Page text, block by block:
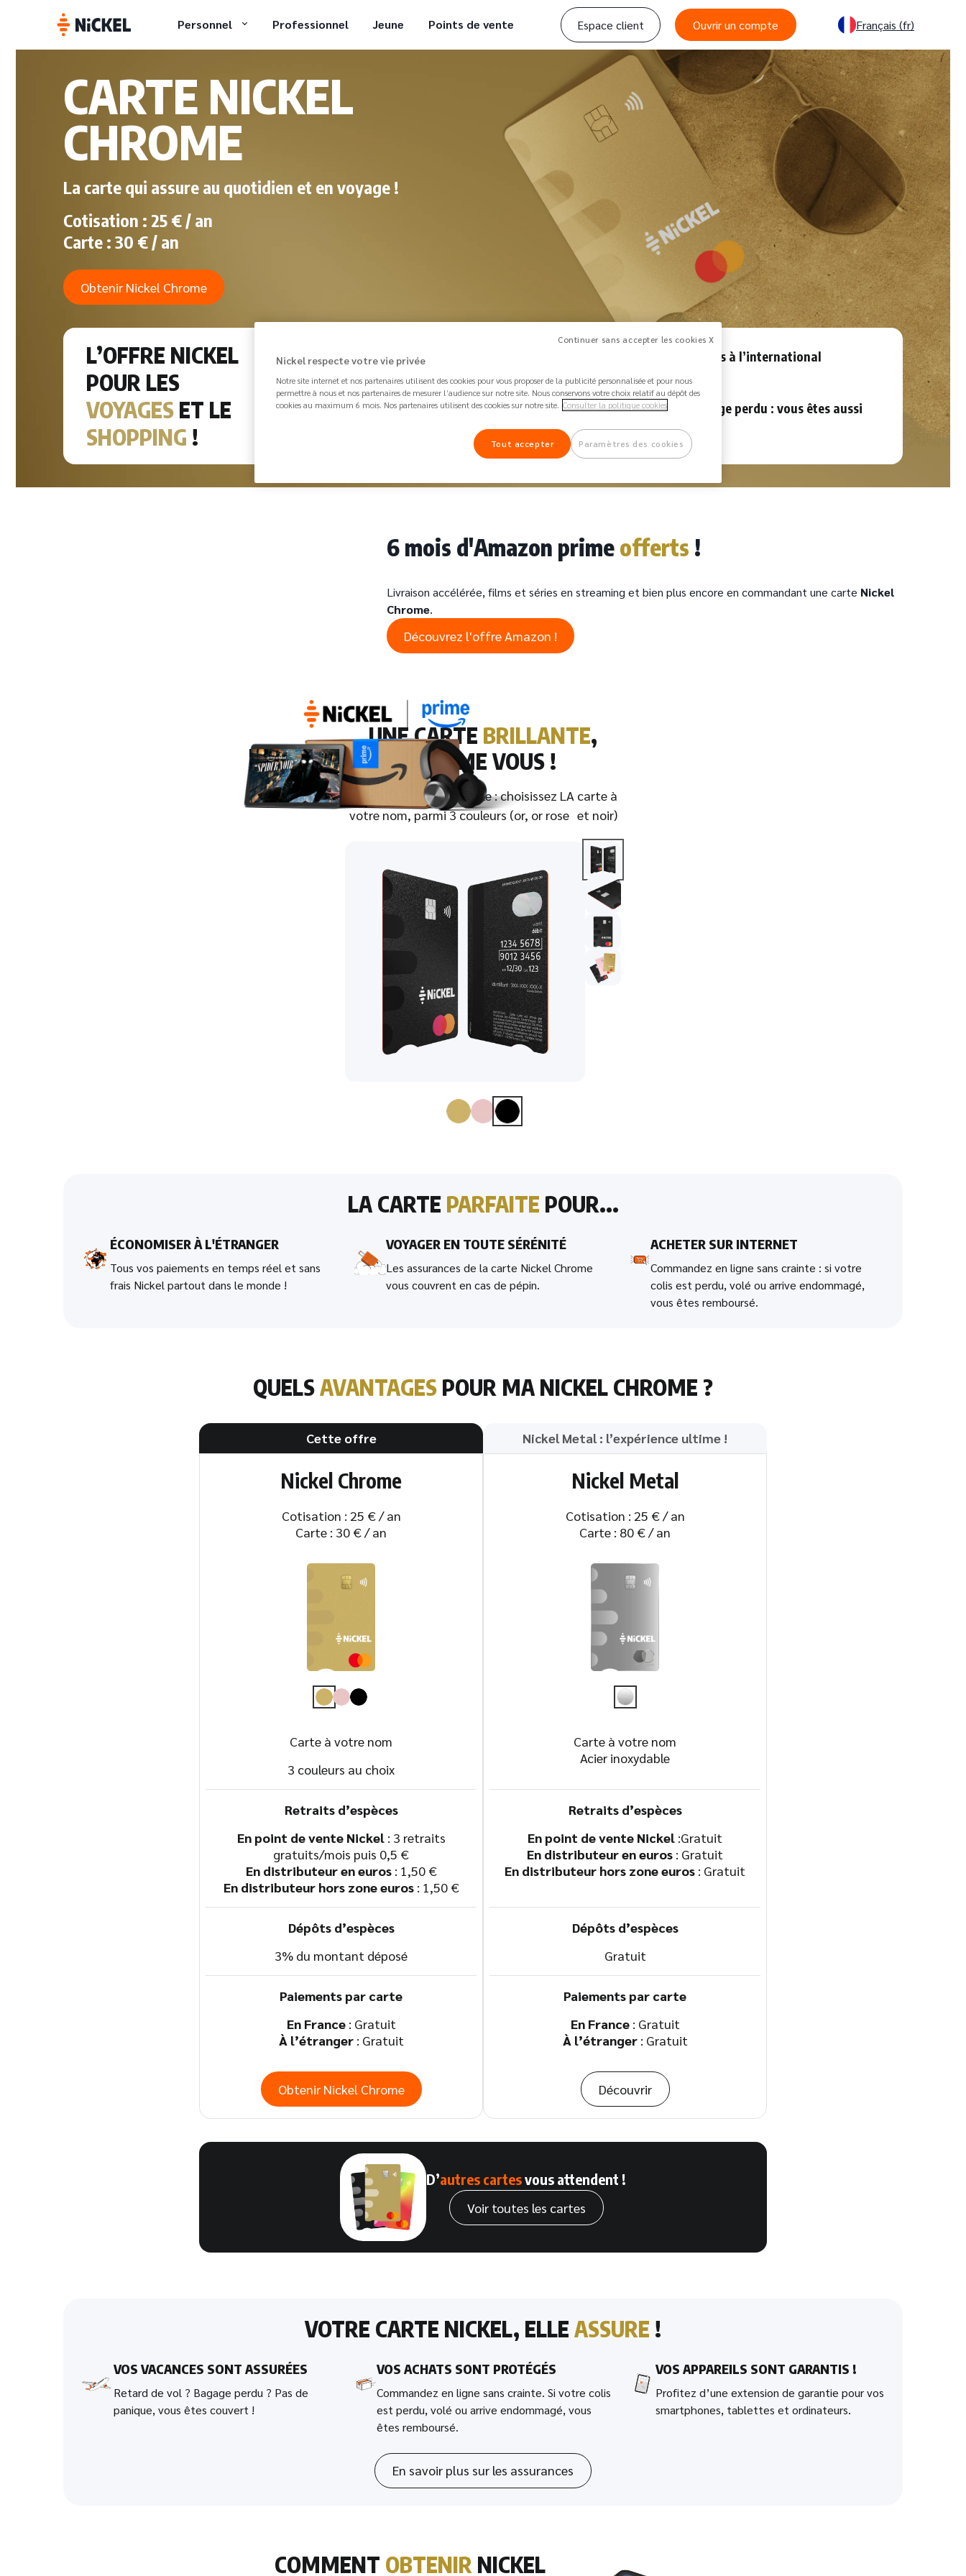
Personnel Professionnel Jeune Points de vente Espace client Ouvrir un compte Français (fr)
CARTE NICKEL
CHROME
La carte qui assure au quotidien et en voyage !
Cotisation : 25 € / an
Carte : 30 € / an
Obtenir Nickel Chrome
L’OFFRE NICKEL
POUR LES
VOYAGES ET LE
SHOPPING !
Carte de débit Mastercard à votre nom Paiements sans frais à l’international
Clés perdues, papiers volés, colis perdu ou
Retard de vol, bagage perdu : vous êtes aussi
6 mois d'Amazon prime offerts !
Livraison accélérée, films et séries en streaming et bien plus encore en commandant une carte Nickel
Chrome.
Découvrez l'offre Amazon !
UNE CARTE BRILLANTE,
COMME VOUS !
Pas d’impasse sur le style : choisissez LA carte à
votre nom, parmi 3 couleurs (or, or rose et noir)
LA CARTE PARFAITE POUR...
ÉCONOMISER À L'ÉTRANGER
Tous vos paiements en temps réel et sans
frais Nickel partout dans le monde !
VOYAGER EN TOUTE SÉRÉNITÉ
Les assurances de la carte Nickel Chrome
vous couvrent en cas de pépin.
ACHETER SUR INTERNET
Commandez en ligne sans crainte : si votre
colis est perdu, volé ou arrive endommagé,
vous êtes remboursé.
QUELSAVANTAGES POUR MA NICKEL CHROME ?
Cette offre
Nickel Chrome
Cotisation : 25 € / an
Carte : 30 € / an
Carte à votre nom
3 couleurs au choix
Retraits d’espèces
En point de vente Nickel: 3 retraits
gratuits/mois puis 0,5 €
En distributeur en euros: 1,50 €
En distributeur hors zone euros: 1,50 €
Dépôts d’espèces
3% du montant déposé
Paiements par carte
En France: Gratuit
À l’étranger: Gratuit
Obtenir Nickel Chrome
Nickel Metal : l’expérience ultime !
Nickel Metal
Cotisation : 25 € / an
Carte : 80 € / an
Carte à votre nom
Acier inoxydable
Retraits d’espèces
En point de vente Nickel :Gratuit
En distributeur en euros : Gratuit
En distributeur hors zone euros : Gratuit
Dépôts d’espèces
Gratuit
Paiements par carte
En France: Gratuit
À l’étranger: Gratuit
Découvrir
D’autres cartesvous attendent !
Voir toutes les cartes
VOTRE CARTE NICKEL, ELLE ASSURE !
VOS VACANCES SONT ASSURÉES
Retard de vol ? Bagage perdu ? Pas de
panique, vous êtes couvert !
VOS ACHATS SONT PROTÉGÉS
Commandez en ligne sans crainte. Si votre colis
est perdu, volé ou arrive endommagé, vous
êtes remboursé.
VOS APPAREILS SONT GARANTIS !
Profitez d’une extension de garantie pour vos
smartphones, tablettes et ordinateurs.
En savoir plus sur les assurances
COMMENT OBTENIR NICKEL
Continuer sans accepter les cookies X
Nickel respecte votre vie privée
Notre site internet et nos partenaires utilisent des cookies pour vous proposer de la publicité personnalisée et pour nous
permettre à nous et nos partenaires de mesurer l’audience sur notre site. Nous conservons votre choix relatif au dépôt des
cookies au maximum 6 mois. Nos partenaires utilisent des cookies sur notre site. Consulter la politique cookies
Paramètres des cookies
Tout accepter